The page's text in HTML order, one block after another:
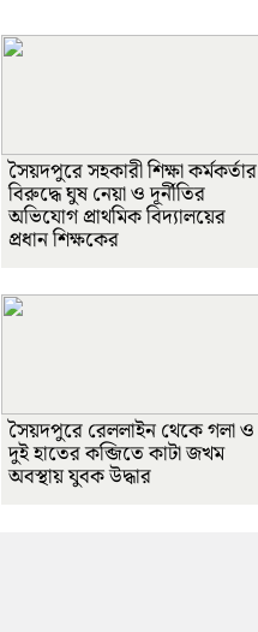
সৈয়দপুরে সহকারী শিক্ষা কর্মকর্তার
বিরুদ্ধে ঘুষ নেয়া ও দূর্নীতির
অভিযোগ প্রাথমিক বিদ্যালয়ের
প্রধান শিক্ষকের
সৈয়দপুরে রেললাইন থেকে গলা ও
দুই হাতের কব্জিতে কাটা জখম
অবস্থায় যুবক উদ্ধার